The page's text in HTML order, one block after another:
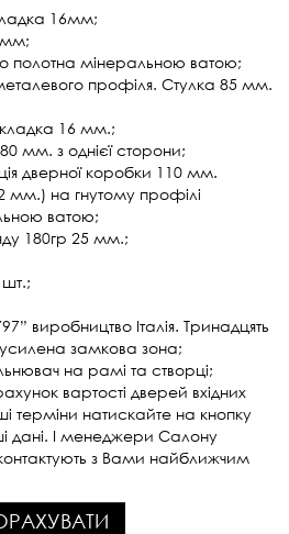
16мм;
мм;
полотна мінеральною ватою;
профіля. Стулка 85 мм.
16 мм.;
мм. з однієї сторони;
дверної коробки 110 мм.
мм.) на гнутому профілі
ватою;
180гр 25 мм.;
виробництво Італія. Тринадцять
замкова зона;
на рамі та створці;
вартості дверей вхідних
терміни натискайте на кнопку
дані. І менеджери Салону
з Вами найближчим